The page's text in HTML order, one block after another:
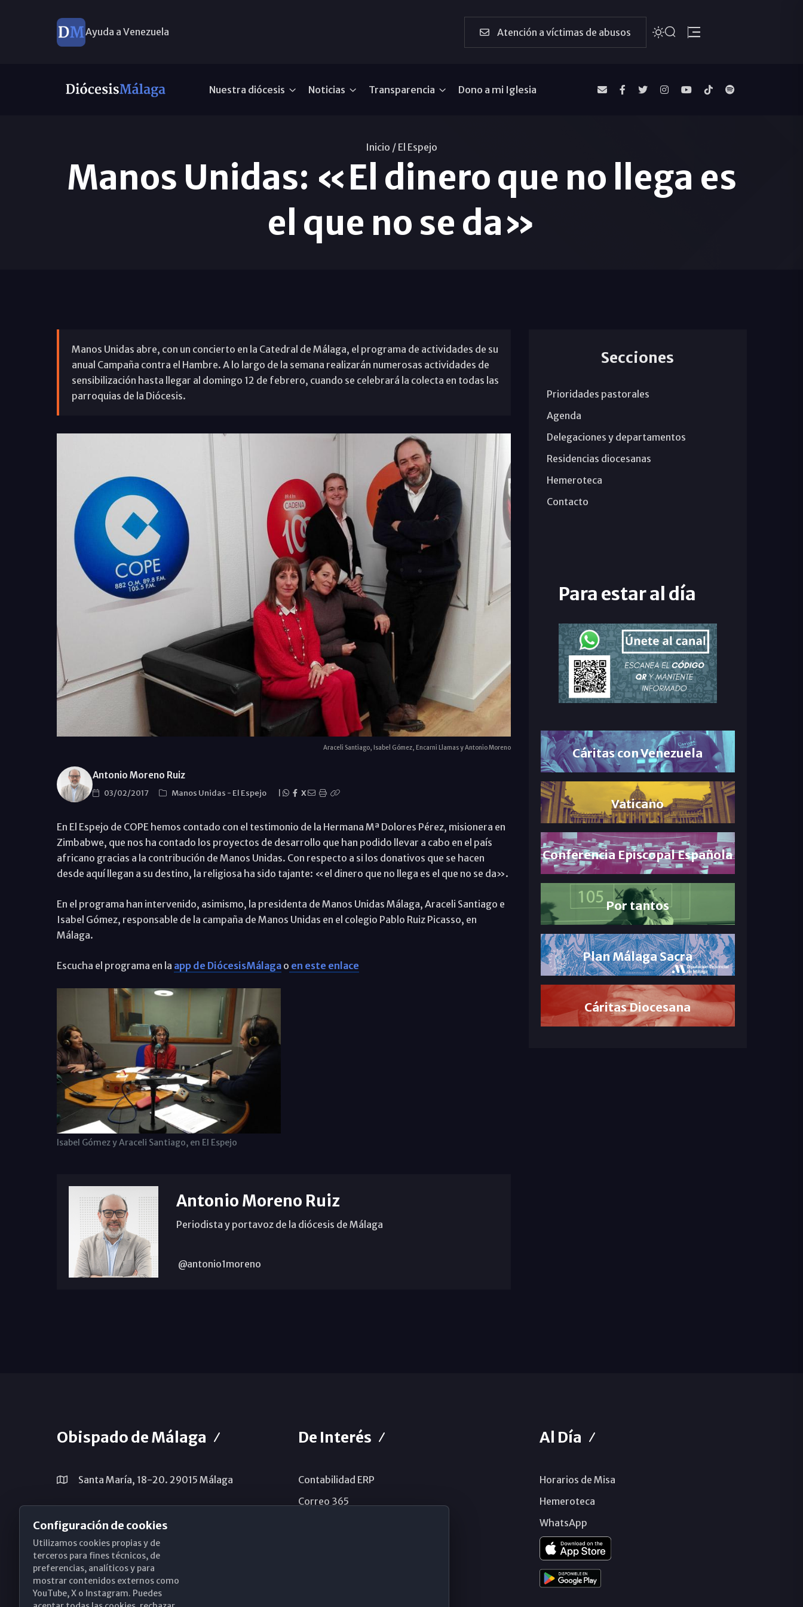
Ayuda a Venezuela Atención a víctimas de abusos
Nuestra diócesis Noticias Transparencia Dono a mi Iglesia
Inicio / El Espejo
Manos Unidas: «El dinero que no llega es
el que no se da»
Manos Unidas abre, con un concierto en la Catedral de Málaga, el programa de actividades de su
anual Campaña contra el Hambre. A lo largo de la semana realizarán numerosas actividades de
sensibilización hasta llegar al domingo 12 de febrero, cuando se celebrará la colecta en todas las
parroquias de la Diócesis.
Araceli Santiago, Isabel Gómez, Encarni Llamas y Antonio Moreno
Antonio Moreno Ruiz
03/02/2017 Manos Unidas - El Espejo X
En El Espejo de COPE hemos contado con el testimonio de la Hermana Mª Dolores Pérez, misionera en
Zimbabwe, que nos ha contado los proyectos de desarrollo que han podido llevar a cabo en el país
africano gracias a la contribución de Manos Unidas. Con respecto a si los donativos que se hacen
desde aquí llegan a su destino, la religiosa ha sido tajante: «el dinero que no llega es el que no se da».
En el programa han intervenido, asimismo, la presidenta de Manos Unidas Málaga, Araceli Santiago e
Isabel Gómez, responsable de la campaña de Manos Unidas en el colegio Pablo Ruiz Picasso, en
Málaga.
Escucha el programa en la app de DiócesisMálagao en este enlace
Isabel Gómez y Araceli Santiago, en El Espejo
Antonio Moreno Ruiz
Periodista y portavoz de la diócesis de Málaga
@antonio1moreno
Secciones
Prioridades pastorales
Agenda
Delegaciones y departamentos
Residencias diocesanas
Hemeroteca
Contacto
Para estar al día
Cáritas con Venezuela
Vaticano
Conferencia Episcopal Española
Por tantos
Plan Málaga Sacra
Cáritas Diocesana
Obispado de Málaga
Santa María, 18-20. 29015 Málaga
(+34) 952 224 386
obispado@diocesismalaga.es
De Interés
Contabilidad ERP
Correo 365
Al Día
Horarios de Misa
Hemeroteca
WhatsApp
Configuración de cookies
Utilizamos cookies propias y de
terceros para fines técnicos, de
preferencias, analíticos y para
mostrar contenidos externos como
YouTube, X o Instagram. Puedes